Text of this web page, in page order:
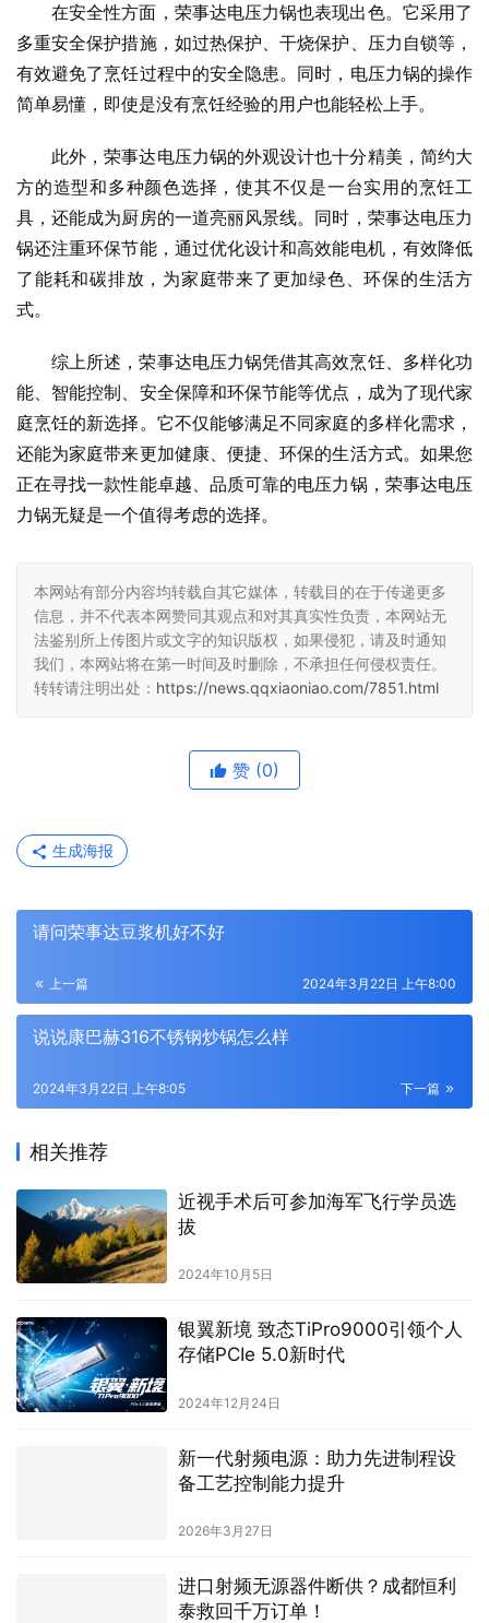
在安全性方面，荣事达电压力锅也表现出色。它采用了
多重安全保护措施，如过热保护、干烧保护、压力自锁等，
有效避免了烹饪过程中的安全隐患。同时，电压力锅的操作
简单易懂，即使是没有烹饪经验的用户也能轻松上手。
此外，荣事达电压力锅的外观设计也十分精美，简约大
方的造型和多种颜色选择，使其不仅是一台实用的烹饪工
具，还能成为厨房的一道亮丽风景线。同时，荣事达电压力
锅还注重环保节能，通过优化设计和高效能电机，有效降低
了能耗和碳排放，为家庭带来了更加绿色、环保的生活方
式。
综上所述，荣事达电压力锅凭借其高效烹饪、多样化功
能、智能控制、安全保障和环保节能等优点，成为了现代家
庭烹饪的新选择。它不仅能够满足不同家庭的多样化需求，
还能为家庭带来更加健康、便捷、环保的生活方式。如果您
正在寻找一款性能卓越、品质可靠的电压力锅，荣事达电压
力锅无疑是一个值得考虑的选择。
本网站有部分内容均转载自其它媒体，转载目的在于传递更多
信息，并不代表本网赞同其观点和对其真实性负责，本网站无
法鉴别所上传图片或文字的知识版权，如果侵犯，请及时通知
我们，本网站将在第一时间及时删除，不承担任何侵权责任。
转转请注明出处： https://news.qqxiaoniao.com/7851.html
赞 (0)
生成海报
请问荣事达豆浆机好不好
上一篇 2024年3月22日 上午8:00
说说康巴赫316不锈钢炒锅怎么样
下一篇
2024年3月22日 上午8:05
相关推荐
近视手术后可参加海军飞行学员选
拔
2024年10月5日
银翼新境 致态TiPro9000引领个人
存储PCIe 5.0新时代
2024年12月24日
新一代射频电源：助力先进制程设
备工艺控制能力提升
2026年3月27日
进口射频无源器件断供？成都恒利
泰救回千万订单！